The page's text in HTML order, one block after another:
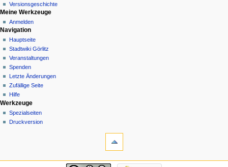
Versionsgeschichte
Meine Werkzeuge
Anmelden
Navigation
Hauptseite
Stadtwiki Görlitz
Veranstaltungen
Spenden
Letzte Änderungen
Zufällige Seite
Hilfe
Werkzeuge
Spezialseiten
Druckversion